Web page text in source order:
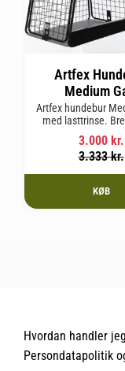
Artfex
Medium
Artfex hundebur
med lasttrinse.
mm, Højde 675 mm,
mm og vægt
3.000kr.
3.333kr.
KØB
Hvordan handler
Persondatapolitik